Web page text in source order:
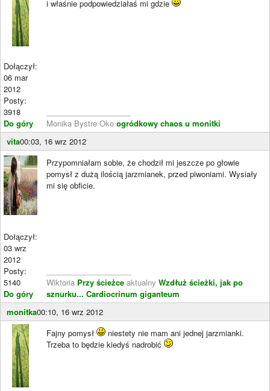
Dołączył:
06 mar
2012
Posty:
3918
Do góry
i właśnie podpowiedziałaś mi gdzie
Monika Bystre Oko ogródkowy chaos u monitki
vita00:03, 16 wrz 2012
Dołączył:
03 wrz
2012
Posty:
5140
Do góry
Przypomniałam sobie, że chodził mi jeszcze po głowie
pomysł z dużą ilością jarzmianek, przed piwoniami. Wysiały
mi się obficie.
Wiktoria Przy ścieżce aktualny Wzdłuż ścieżki, jak po
sznurku... Cardiocrinum giganteum
monitka00:10, 16 wrz 2012
Fajny pomysł
niestety nie mam ani jednej jarzmianki.
Trzeba to będzie kiedyś nadrobić